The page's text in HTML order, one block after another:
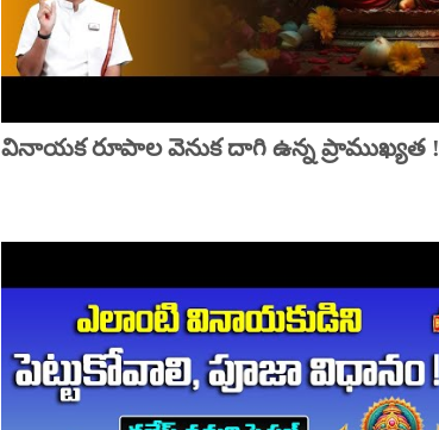
వినాయక రూపాల వెనుక దాగి ఉన్న ప్రాముఖ్యత !